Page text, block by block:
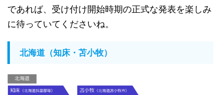
であれば、受け付け開始時期の正式な発表を楽しみ
に待っていてくださいね。
北海道（知床・苫小牧）